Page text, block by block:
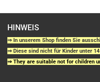
HINWEIS
⇒ In unserem Shop finden Sie
⇒ Diese sind nicht für Kinder unter
⇒ They are suitable not for children